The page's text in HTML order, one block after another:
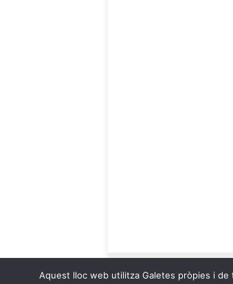
Aquest lloc web utilitza Galetes pròpies i